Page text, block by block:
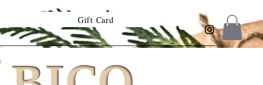
Gift Card